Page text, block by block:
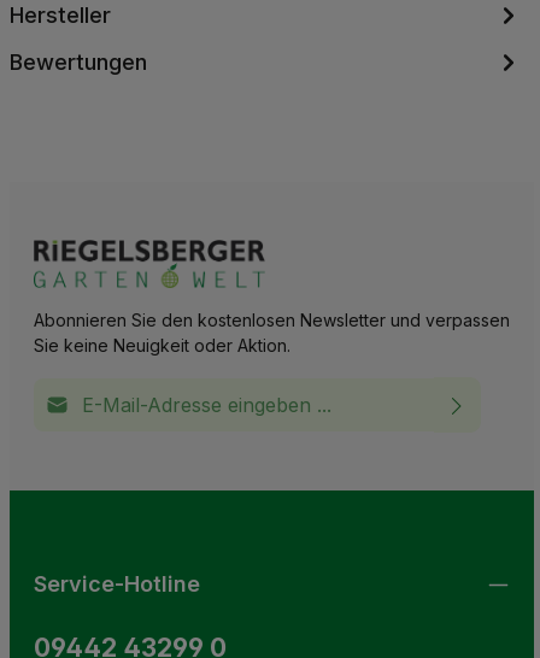
Hersteller
Bewertungen
Abonnieren Sie den kostenlosen Newsletter und verpassen
Sie keine Neuigkeit oder Aktion.
Service-Hotline
09442 43299 0